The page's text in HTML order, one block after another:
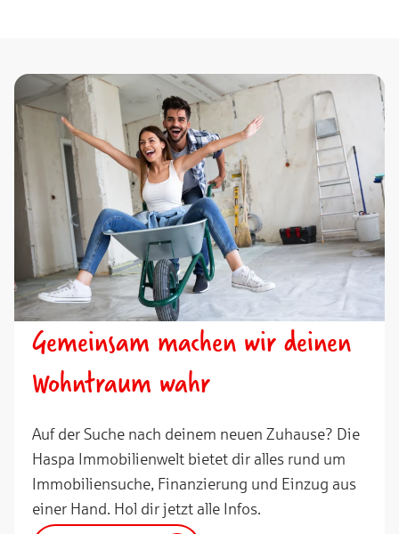
Gemeinsam machen wir deinen
Wohntraum wahr
Auf der Suche nach deinem neuen Zuhause? Die
Haspa Immobilienwelt bietet dir alles rund um
Immobiliensuche, Finanzierung und Einzug aus
einer Hand. Hol dir jetzt alle Infos.